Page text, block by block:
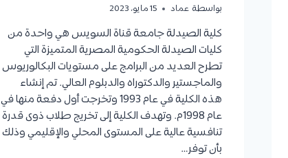
بواسطة عماد 15 مايو، 2023
كلية الصيدلة جامعة قناة السويس هي واحدة من
كليات الصيدلة الحكومية المصرية المتميزة التي
تطرح العديد من البرامج على مستويات البكالوريوس
والماجستير والدكتوراه والدبلوم العالي. تم إنشاء
هذه الكلية في عام 1993 وتخرجت أول دفعة منها في
عام 1998م. وتهدف الكلية إلى تخريج طلاب ذوى قدرة
تنافسية عالية على المستوى المحلي والإقليمي وذلك
بأن توفر…